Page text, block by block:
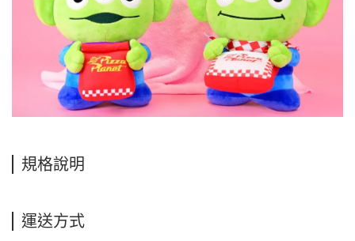
規格說明
運送方式